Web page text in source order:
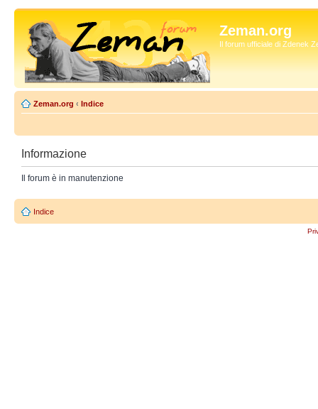
Zeman.org
Il forum ufficiale di Zdenek
Zeman.org ‹ Indice
Informazione
Il forum è in manutenzione
Indice